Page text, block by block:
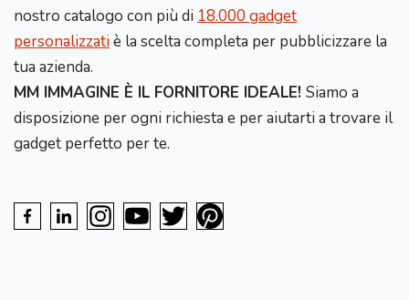
nostro catalogo con più di 18.000 gadget
personalizzatiè la scelta completa per pubblicizzare la
tua azienda.
MM IMMAGINE È IL FORNITORE IDEALE! Siamo a
disposizione per ogni richiesta e per aiutarti a trovare il
gadget perfetto per te.